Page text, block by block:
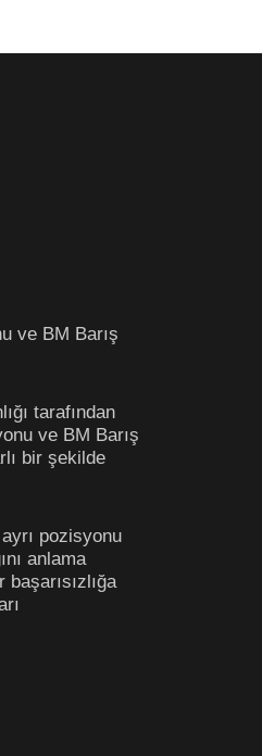
ve BM Barış
tarafından
ve BM Barış
bir şekilde
pozisyonu
anlama